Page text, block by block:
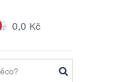
0,0 Kč